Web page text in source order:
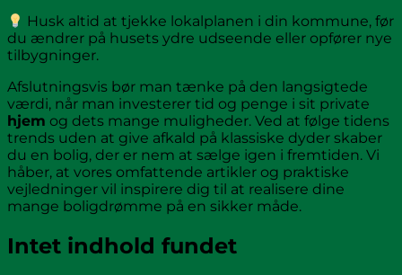
Husk altid at tjekke lokalplanen i din kommune, før
du ændrer på husets ydre udseende eller opfører nye
tilbygninger.
Afslutningsvis bør man tænke på den langsigtede
værdi, når man investerer tid og penge i sit private
hjem og dets mange muligheder. Ved at følge tidens
trends uden at give afkald på klassiske dyder skaber
du en bolig, der er nem at sælge igen i fremtiden. Vi
håber, at vores omfattende artikler og praktiske
vejledninger vil inspirere dig til at realisere dine
mange boligdrømme på en sikker måde.
Intet indhold fundet